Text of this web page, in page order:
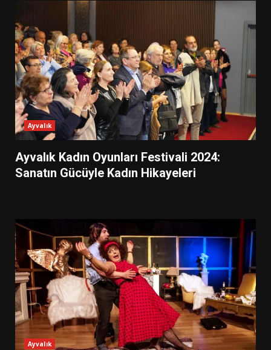
Ayvalık
Ayvalık Kadın Oyunları Festivali 2024:
Sanatın Gücüyle Kadın Hikayeleri
Ayvalık